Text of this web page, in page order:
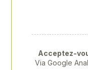
Acceptez-
Via Google